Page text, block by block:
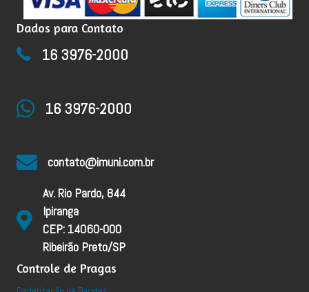
Dados para Contato
16 3976-2000
16 3976-2000
contato@imuni.com.br
Av. Rio Pardo, 844
Ipiranga
CEP: 14060-000
Ribeirão Preto/SP
Controle de Pragas